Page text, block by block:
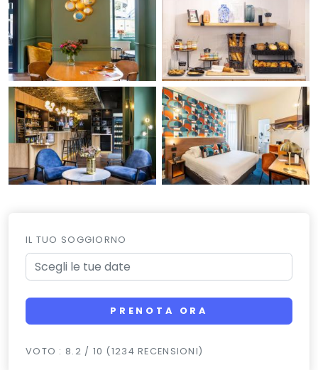
IL TUO SOGGIORNO
PRENOTA ORA
VOTO : 8.2 / 10 (1234 RECENSIONI)